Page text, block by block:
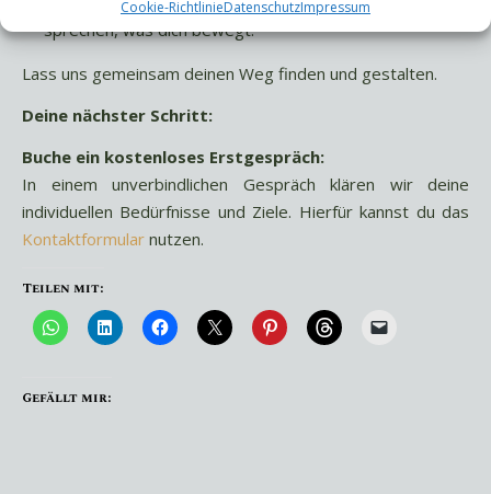
Cookie-RichtlinieDatenschutzImpressum
sprechen, was dich bewegt.
Lass uns gemeinsam deinen Weg finden und gestalten.
Deine nächster Schritt:
Buche ein kostenloses Erstgespräch:
In einem unverbindlichen Gespräch klären wir deine
individuellen Bedürfnisse und Ziele. Hierfür kannst du das
Kontaktformular nutzen.
Teilen mit:
Gefällt mir: